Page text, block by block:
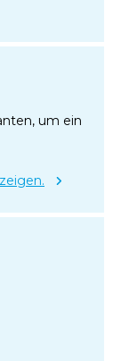
um ein